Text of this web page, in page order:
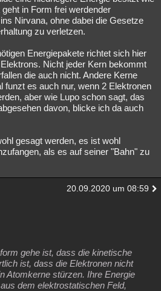
in Form frei werdender
Nirvana, ohne dabei die Gesetze
zu verletzen.
Energiepakete richtet sich hier
Nicht jeder Kern bekommt
die auch nicht. Andere Kerne
funzt es auch nur, wenn 2 Elektronen
aber wie Lupo schon sagt, das
davon, blicke ich da auch
gesagt werden, es ist wohl
als es auf seiner "Bahn" zu
20.09.2020 um 08:59
gehe ist, dass die kinetische
ist, dass die Elektronen nicht
Atomkerne stürzen. Ihre Energie
dem elektrostatischen Feld,